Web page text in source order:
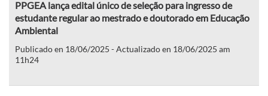
PPGEA lança edital único de seleção para ingresso de
estudante regular ao mestrado e doutorado em Educação
Ambiental
Publicado en 18/06/2025 - Actualizado en 18/06/2025 am
11h24